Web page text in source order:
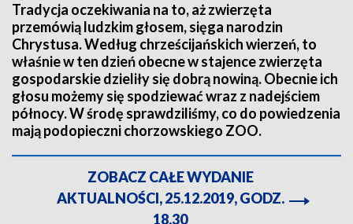
Tradycja oczekiwania na to, aż zwierzęta
przemówią ludzkim głosem, sięga narodzin
Chrystusa. Według chrześcijańskich wierzeń, to
właśnie w ten dzień obecne w stajence zwierzęta
gospodarskie dzieliły się dobrą nowiną. Obecnie ich
głosu możemy się spodziewać wraz z nadejściem
północy. W środę sprawdziliśmy, co do powiedzenia
mają podopieczni chorzowskiego ZOO.
ZOBACZ CAŁE WYDANIE
AKTUALNOŚCI, 25.12.2019, GODZ.
18.30